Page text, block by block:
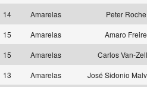
14 Amarelas
Peter Roche
15 Amarelas
Amaro Freire
15 Amarelas
Carlos Van-
13 Amarelas
José Sidonio